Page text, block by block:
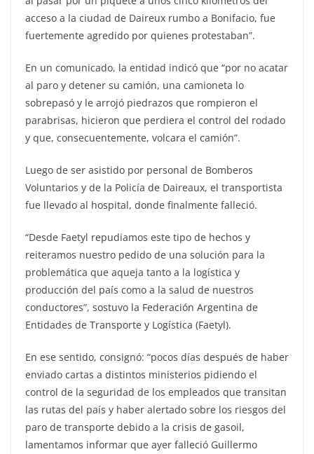
acceso a la ciudad de Daireux rumbo a Bonifacio, fue
fuertemente agredido por quienes protestaban”.
En un comunicado, la entidad indicó que “por no acatar
al paro y detener su camión, una camioneta lo
sobrepasó y le arrojó piedrazos que rompieron el
parabrisas, hicieron que perdiera el control del rodado
y que, consecuentemente, volcara el camión”.
Luego de ser asistido por personal de Bomberos
Voluntarios y de la Policía de Daireaux, el transportista
fue llevado al hospital, donde finalmente falleció.
“Desde Faetyl repudiamos este tipo de hechos y
reiteramos nuestro pedido de una solución para la
problemática que aqueja tanto a la logística y
producción del país como a la salud de nuestros
conductores”, sostuvo la Federación Argentina de
Entidades de Transporte y Logística (Faetyl).
En ese sentido, consignó: “pocos días después de haber
enviado cartas a distintos ministerios pidiendo el
control de la seguridad de los empleados que transitan
las rutas del país y haber alertado sobre los riesgos del
paro de transporte debido a la crisis de gasoil,
lamentamos informar que ayer falleció Guillermo